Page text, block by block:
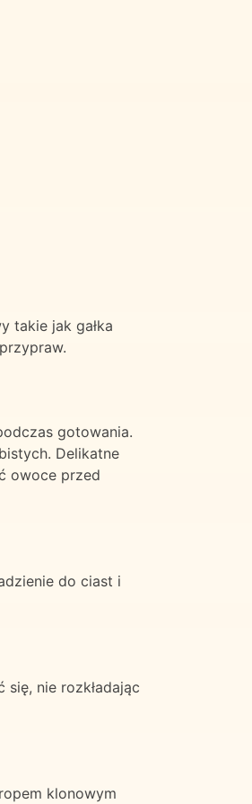
takie jak gałka
gotowania.
Delikatne
owoce przed
do ciast i
nie rozkładając
klonowym